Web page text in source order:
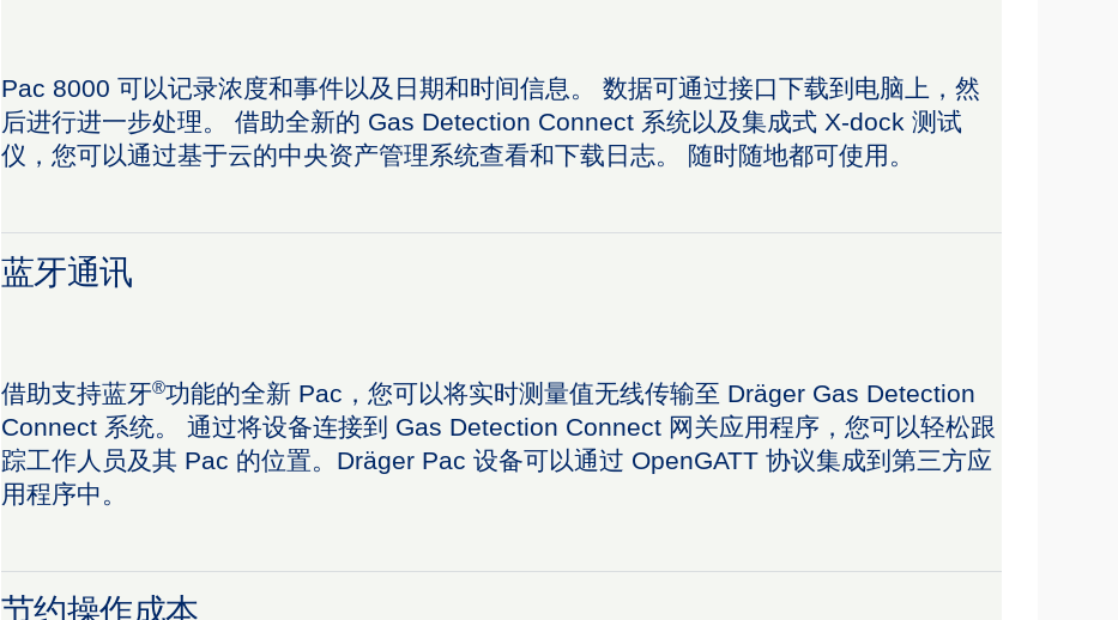
Pac 8000 可以记录浓度和事件以及日期和时间信息。 数据可通过接口下载到电脑上，然
后进行进一步处理。 借助全新的 Gas Detection Connect 系统以及集成式 X-dock 测试
仪，您可以通过基于云的中央资产管理系统查看和下载日志。 随时随地都可使用。
蓝牙通讯
借助支持蓝牙®功能的全新 Pac，您可以将实时测量值无线传输至 Dräger Gas Detection
Connect 系统。 通过将设备连接到 Gas Detection Connect 网关应用程序，您可以轻松跟
踪工作人员及其 Pac 的位置。Dräger Pac 设备可以通过 OpenGATT 协议集成到第三方应
用程序中。
节约操作成本